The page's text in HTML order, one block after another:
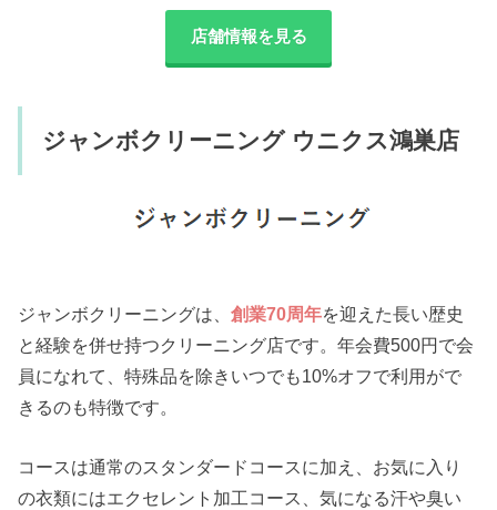
店舗情報を見る
ジャンボクリーニング ウニクス鴻巣店
ジャンボクリーニングは、創業70周年を迎えた長い歴史
と経験を併せ持つクリーニング店です。年会費500円で会
員になれて、特殊品を除きいつでも10%オフで利用がで
きるのも特徴です。
コースは通常のスタンダードコースに加え、お気に入り
の衣類にはエクセレント加工コース、気になる汗や臭い